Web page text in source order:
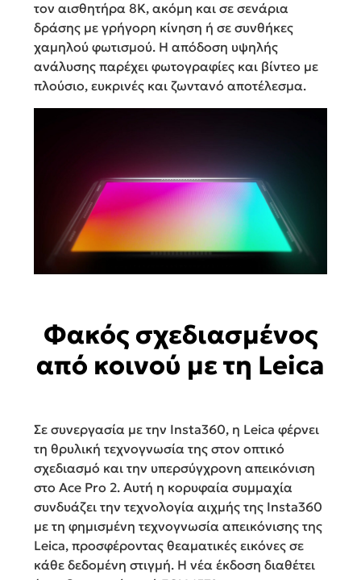
τον αισθητήρα 8K, ακόμη και σε σενάρια
δράσης με γρήγορη κίνηση ή σε συνθήκες
χαμηλού φωτισμού. Η απόδοση υψηλής
ανάλυσης παρέχει φωτογραφίες και βίντεο με
πλούσιο, ευκρινές και ζωντανό αποτέλεσμα.
Φακός σχεδιασμένος
από κοινού με τη Leica
Σε συνεργασία με την Insta360, η Leica φέρνει
τη θρυλική τεχνογνωσία της στον οπτικό
σχεδιασμό και την υπερσύγχρονη απεικόνιση
στο Ace Pro 2. Αυτή η κορυφαία συμμαχία
συνδυάζει την τεχνολογία αιχμής της Insta360
με τη φημισμένη τεχνογνωσία απεικόνισης της
Leica, προσφέροντας θεαματικές εικόνες σε
κάθε δεδομένη στιγμή. Η νέα έκδοση διαθέτει